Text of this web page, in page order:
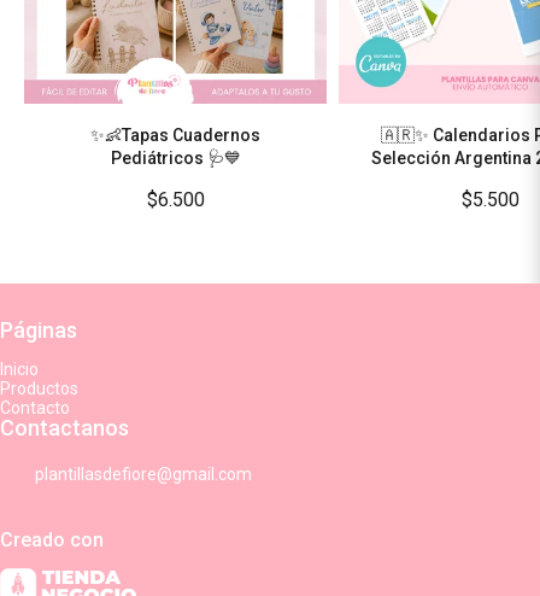
✨👶Tapas Cuadernos
Pediátricos 🩺💙
$6.500
🇦🇷✨ Calendarios
Selección Argentina
$5.500
Páginas
Inicio
Productos
Contacto
Contactanos
plantillasdefiore@gmail.com
Creado con